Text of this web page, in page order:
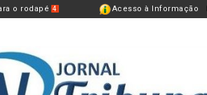
o rodapé 4 Acesso à Informação